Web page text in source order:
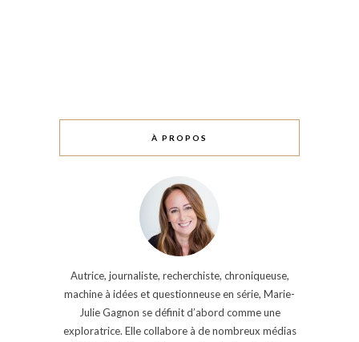
À PROPOS
Autrice, journaliste, recherchiste, chroniqueuse,
machine à idées et questionneuse en série, Marie-
Julie Gagnon se définit d’abord comme une
exploratrice. Elle collabore à de nombreux médias